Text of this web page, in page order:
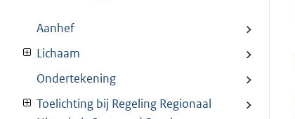
van:
Aanhef
Lichaam
Ondertekening
Toelichting bij Regeling Regionaal